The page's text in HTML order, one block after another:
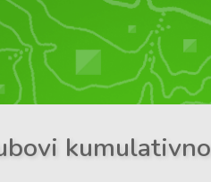
kumulativno